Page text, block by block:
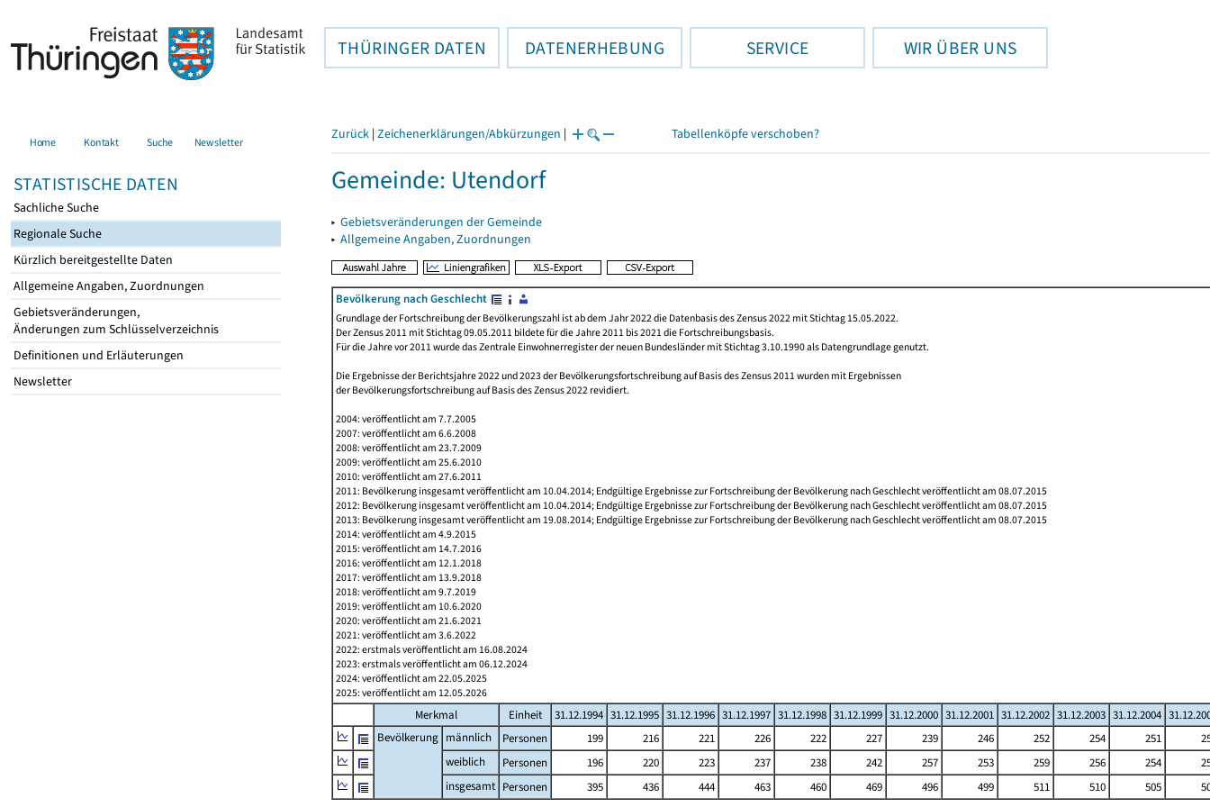
THÜRINGER DATEN DATENERHEBUNG SERVICE WIR ÜBER UNS
Home Kontakt Suche Newsletter
STATISTISCHE DATEN
Sachliche Suche
Regionale Suche
Kürzlich bereitgestellte Daten
Allgemeine Angaben, Zuordnungen
Gebietsveränderungen,
Änderungen zum Schlüsselverzeichnis
Definitionen und Erläuterungen
Newsletter
Zurück | Zeichenerklärungen/Abkürzungen | Tabellenköpfe verschoben?
Gemeinde: Utendorf
▸ Gebietsveränderungen der Gemeinde
▸ Allgemeine Angaben, Zuordnungen
Bevölkerung nach Geschlecht
Grundlage der Fortschreibung der Bevölkerungszahl ist ab dem Jahr 2022 die Datenbasis des Zensus 2022 mit Stichtag 15.05.2022.
Der Zensus 2011 mit Stichtag 09.05.2011 bildete für die Jahre 2011 bis 2021 die Fortschreibungsbasis.
Für die Jahre vor 2011 wurde das Zentrale Einwohnerregister der neuen Bundesländer mit Stichtag 3.10.1990 als Datengrundlage genutzt.
Die Ergebnisse der Berichtsjahre 2022 und 2023 der Bevölkerungsfortschreibung auf Basis des Zensus 2011 wurden mit Ergebnissen
der Bevölkerungsfortschreibung auf Basis des Zensus 2022 revidiert.
2004: veröffentlicht am 7.7.2005
2007: veröffentlicht am 6.6.2008
2008: veröffentlicht am 23.7.2009
2009: veröffentlicht am 25.6.2010
2010: veröffentlicht am 27.6.2011
2011: Bevölkerung insgesamt veröffentlicht am 10.04.2014; Endgültige Ergebnisse zur Fortschreibung der Bevölkerung nach Geschlecht veröffentlicht am 08.07.2015
2012: Bevölkerung insgesamt veröffentlicht am 10.04.2014; Endgültige Ergebnisse zur Fortschreibung der Bevölkerung nach Geschlecht veröffentlicht am 08.07.2015
2013: Bevölkerung insgesamt veröffentlicht am 19.08.2014; Endgültige Ergebnisse zur Fortschreibung der Bevölkerung nach Geschlecht veröffentlicht am 08.07.2015
2014: veröffentlicht am 4.9.2015
2015: veröffentlicht am 14.7.2016
2016: veröffentlicht am 12.1.2018
2017: veröffentlicht am 13.9.2018
2018: veröffentlicht am 9.7.2019
2019: veröffentlicht am 10.6.2020
2020: veröffentlicht am 21.6.2021
2021: veröffentlicht am 3.6.2022
2022: erstmals veröffentlicht am 16.08.2024
2023: erstmals veröffentlicht am 06.12.2024
2024: veröffentlicht am 22.05.2025
2025: veröffentlicht am 12.05.2026
Merkmal Einheit 31.12.1994 31.12.1995 31.12.1996 31.12.1997 31.12.1998 31.12.1999 31.12.2000 31.12.2001 31.12.2002 31.12.2003 31.12.2004
Bevölkerung männlich Personen 199 216 221 226 222 227 239 246 252 254 251
weiblich
Personen 196 220 223 237 238 242 257 253 259 256 254
insgesamt Personen 395 436 444 463 460 469 496 499 511 510 505